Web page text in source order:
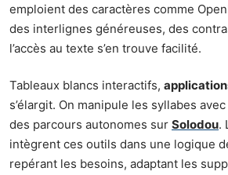
emploient des caractères comme
des interlignes généreuses, des
l’accès au texte s’en trouve facilité.
Tableaux blancs interactifs,
s’élargit. On manipule les syllabes avec
des parcours autonomes sur Solodou.
intègrent ces outils dans une logique
repérant les besoins, adaptant les